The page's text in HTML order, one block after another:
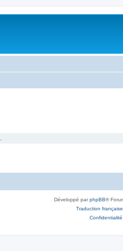
Développé parphpBB®
Traduction
Confidentialité